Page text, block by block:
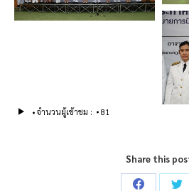
จำนวนผู้เข้าชม : 81
Share this